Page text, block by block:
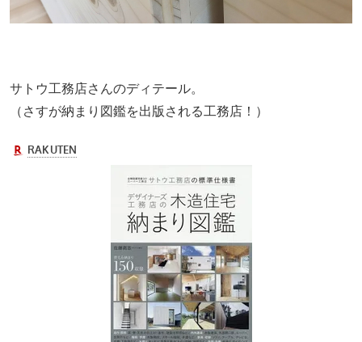
サトウ工務店さんのディテール。
（さすが納まり図鑑を出版される工務店！）